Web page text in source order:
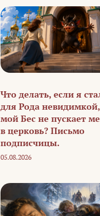
Что делать, если я
для Рода
мой Бес не пускает
в церковь? Письмо
подписчицы.
05.08.2026